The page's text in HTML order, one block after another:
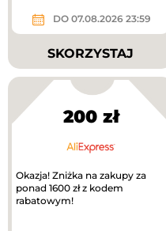
DO 07.08.2026 23:59
SKORZYSTAJ
200 zł
Okazja! Zniżka na zakupy za
ponad 1600 zł z kodem
rabatowym!